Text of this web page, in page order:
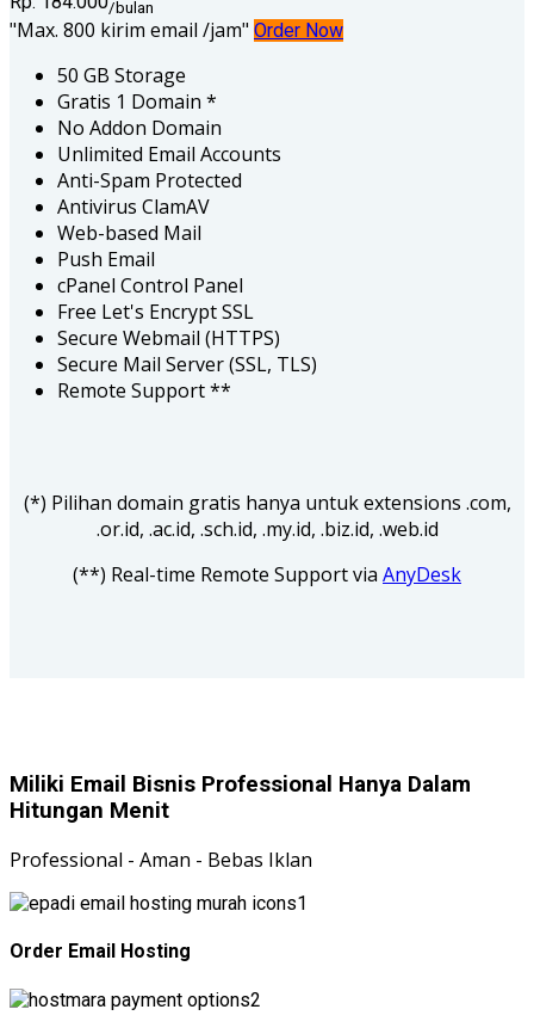
/bulan
Max. 800 kirim email /jam Order Now
50 GB Storage
Gratis 1 Domain *
No Addon Domain
Unlimited Email Accounts
Anti-Spam Protected
Antivirus ClamAV
Web-based Mail
Push Email
cPanel Control Panel
Free Let's Encrypt SSL
Secure Webmail (HTTPS)
Secure Mail Server (SSL, TLS)
Remote Support **
(*) Pilihan domain gratis hanya untuk extensions .com,
.or.id, .ac.id, .sch.id, .my.id, .biz.id, .web.id
(**) Real-time Remote Support via AnyDesk
Miliki Email Bisnis Professional Hanya Dalam
Hitungan Menit
Professional - Aman - Bebas Iklan
1
Order Email Hosting
2